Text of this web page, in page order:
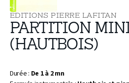
EDITIONS PIERRE LAFITAN
PARTITION
(HAUTBOIS)
Durée : De 1 à 2 mn